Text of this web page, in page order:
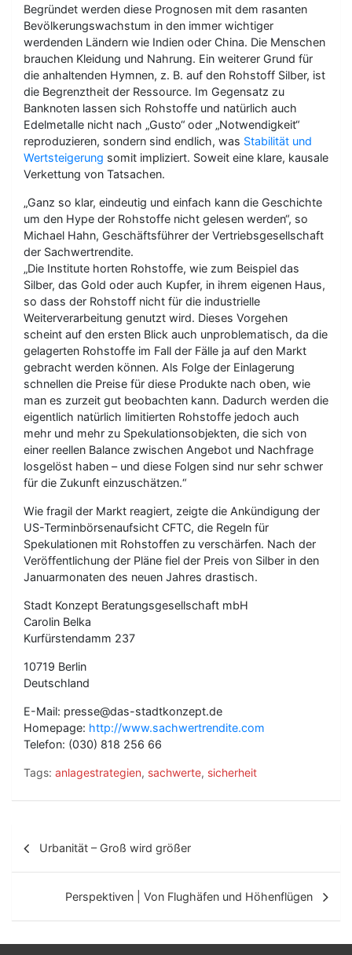
Begründet werden diese Prognosen mit dem rasanten
Bevölkerungswachstum in den immer wichtiger
werdenden Ländern wie Indien oder China. Die Menschen
brauchen Kleidung und Nahrung. Ein weiterer Grund für
die anhaltenden Hymnen, z. B. auf den Rohstoff Silber, ist
die Begrenztheit der Ressource. Im Gegensatz zu
Banknoten lassen sich Rohstoffe und natürlich auch
Edelmetalle nicht nach „Gusto“ oder „Notwendigkeit“
reproduzieren, sondern sind endlich, was Stabilität und
Wertsteigerung somit impliziert. Soweit eine klare, kausale
Verkettung von Tatsachen.
„Ganz so klar, eindeutig und einfach kann die Geschichte
um den Hype der Rohstoffe nicht gelesen werden“, so
Michael Hahn, Geschäftsführer der Vertriebsgesellschaft
der Sachwertrendite.
„Die Institute horten Rohstoffe, wie zum Beispiel das
Silber, das Gold oder auch Kupfer, in ihrem eigenen Haus,
so dass der Rohstoff nicht für die industrielle
Weiterverarbeitung genutzt wird. Dieses Vorgehen
scheint auf den ersten Blick auch unproblematisch, da die
gelagerten Rohstoffe im Fall der Fälle ja auf den Markt
gebracht werden können. Als Folge der Einlagerung
schnellen die Preise für diese Produkte nach oben, wie
man es zurzeit gut beobachten kann. Dadurch werden die
eigentlich natürlich limitierten Rohstoffe jedoch auch
mehr und mehr zu Spekulationsobjekten, die sich von
einer reellen Balance zwischen Angebot und Nachfrage
losgelöst haben – und diese Folgen sind nur sehr schwer
für die Zukunft einzuschätzen.“
Wie fragil der Markt reagiert, zeigte die Ankündigung der
US-Terminbörsenaufsicht CFTC, die Regeln für
Spekulationen mit Rohstoffen zu verschärfen. Nach der
Veröffentlichung der Pläne fiel der Preis von Silber in den
Januarmonaten des neuen Jahres drastisch.
Stadt Konzept Beratungsgesellschaft mbH
Carolin Belka
Kurfürstendamm 237
10719 Berlin
Deutschland
E-Mail: presse@das-stadtkonzept.de
Homepage: http://www.sachwertrendite.com
Telefon: (030) 818 256 66
Tags: anlagestrategien, sachwerte, sicherheit
t
r
Urbanität – Groß wird größer
Perspektiven | Von Flughäfen und Höhenflügen